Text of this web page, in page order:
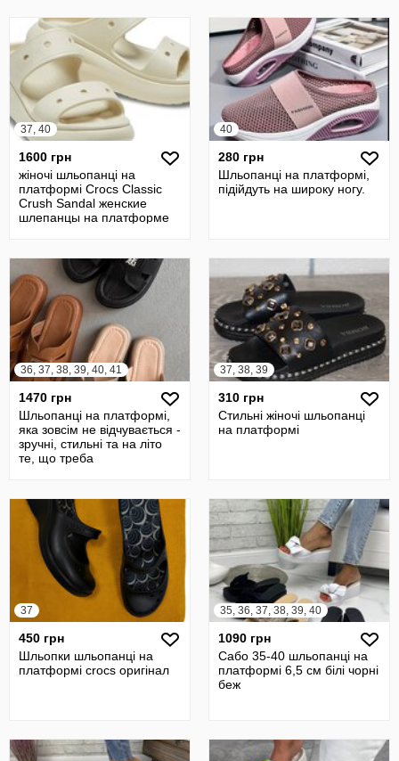
37, 40
1600 грн
жіночі шльопанці на
платформі Crocs Classic
Crush Sandal женские
шлепанцы на платформе
40
280 грн
Шльопанці на платформі,
підійдуть на широку ногу.
36, 37, 38, 39, 40, 41
1470 грн
Шльопанці на платформі,
яка зовсім не відчувається -
зручні, стильні та на літо
те, що треба
37, 38, 39
310 грн
Стильні жіночі шльопанці
на платформі
37
450 грн
Шльопки шльопанці на
платформі crocs оригінал
35, 36, 37, 38, 39, 40
1090 грн
Сабо 35-40 шльопанці на
платформі 6,5 см білі чорні
беж